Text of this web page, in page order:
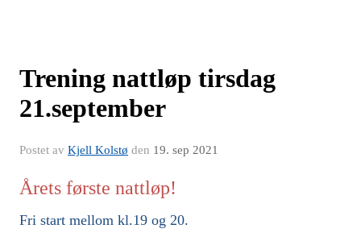
Trening nattløp tirsdag
21.september
Postet av Kjell Kolstø den 19. sep 2021
Årets første nattløp!
Fri start mellom kl.19 og 20.